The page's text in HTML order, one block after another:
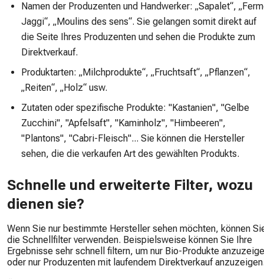
Namen der Produzenten und Handwerker: „Sapalet“,
Jaggi“, „Moulins des sens“. Sie gelangen somit direkt auf
die Seite Ihres Produzenten und sehen die Produkte zum
Direktverkauf.
Produktarten: „Milchprodukte“, „Fruchtsaft“, „Pflanzen“,
„Reiten“, „Holz“ usw.
Zutaten oder spezifische Produkte: "Kastanien", "Gelbe
Zucchini", "Apfelsaft", "Kaminholz", "Himbeeren",
"Plantons", "Cabri-Fleisch"... Sie können die Hersteller
sehen, die die verkaufen Art des gewählten Produkts.
Schnelle und erweiterte Filter, wozu
dienen sie?
Wenn Sie nur bestimmte Hersteller sehen möchten, können
die Schnellfilter verwenden. Beispielsweise können Sie Ihre
Ergebnisse sehr schnell filtern, um nur Bio-Produkte
oder nur Produzenten mit laufendem Direktverkauf